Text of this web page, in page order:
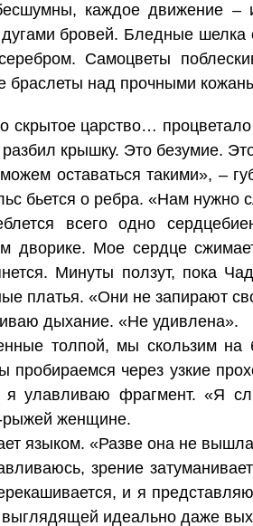
каждое движение –
бровей. Бледные шелка
Самоцветы
браслеты над прочными
скрытое царство…
крышку. Это безумие.
оставаться такими», –
бьется о ребра. «Нам нужно
всего одно
дворике. Мое сердце
Минуты ползут, пока
платья. «Они не запирают
дыхание. «Не удивлена».
толпой, мы скользим
пробираемся через узкие
я улавливаю фрагмент. «Я
рыжей женщине.
языком. «Разве она не
зрение
и я
выглядящей идеально даже